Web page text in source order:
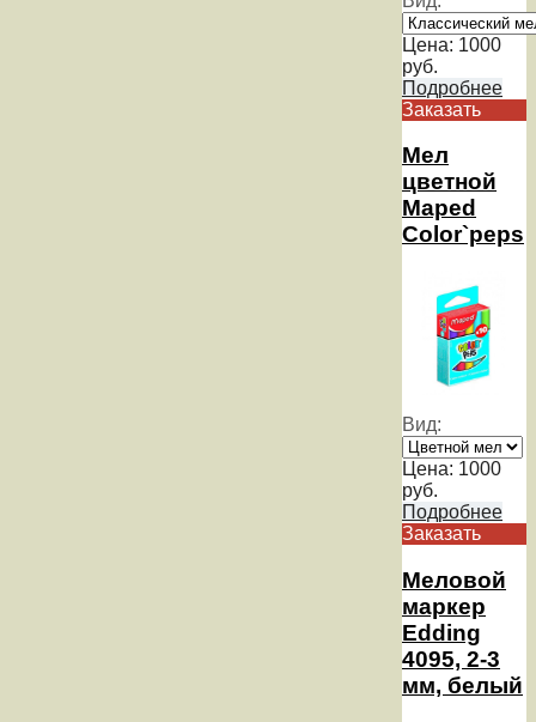
Цена: 1000
руб.
Подробнее
Заказать
Мел
цветной
Maped
Color`peps
Вид:
Цена: 1000
руб.
Подробнее
Заказать
Меловой
маркер
Edding
4095, 2-3
мм, белый